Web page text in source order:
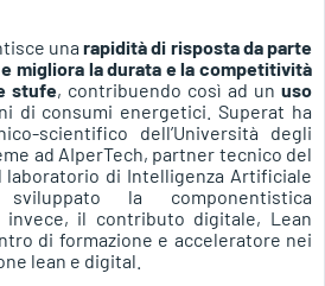
una rapidità di risposta da parte
migliora la durata e la competitività
stufe, contribuendo così ad un uso
di consumi energetici. Superat ha
scientifico dell’Università degli
ad AIperTech, partner tecnico del
di Intelligenza Artificiale
sviluppato la componentistica
il contributo digitale, Lean
di formazione e acceleratore nei
lean e digital.